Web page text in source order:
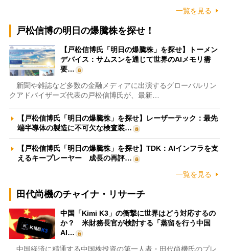
一覧を見る
戸松信博の明日の爆騰株を探せ！
【戸松信博氏「明日の爆騰株」を探せ】トーメン
デバイス：サムスンを通じて世界のAIメモリ需
要…
新聞や雑誌など多数の金融メディアに出演するグローバルリン
クアドバイザーズ代表の戸松信博氏が、最新…
【戸松信博氏「明日の爆騰株」を探せ】レーザーテック：最先
端半導体の製造に不可欠な検査装…
【戸松信博氏「明日の爆騰株」を探せ】TDK：AIインフラを支
えるキープレーヤー 成長の再評…
一覧を見る
田代尚機のチャイナ・リサーチ
中国「Kimi K3」の衝撃に世界はどう対応するの
か？ 米財務長官が検討する「蒸留を行う中国
AI…
中国経済に精通する中国株投資の第一人者・田代尚機氏のプレ